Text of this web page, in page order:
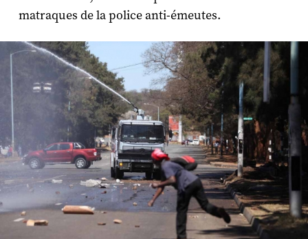
matraques de la police anti-émeutes.